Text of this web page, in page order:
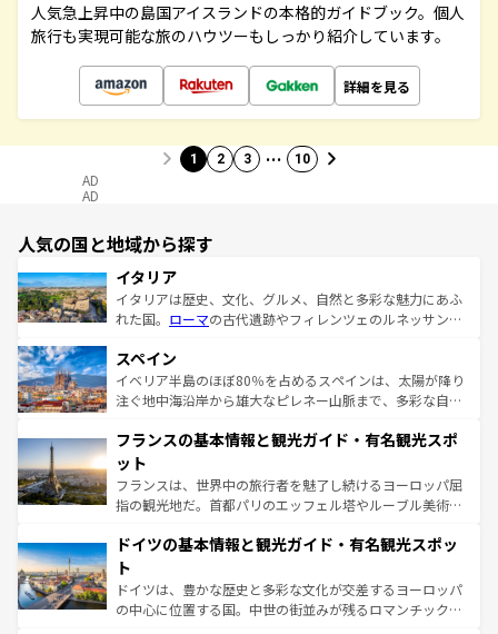
人気急上昇中の島国アイスランドの本格的ガイドブック。個人
旅行も実現可能な旅のハウツーもしっかり紹介しています。
詳細を見る
1 2 3 … 10
AD
AD
人気の国と地域から探す
イタリア
イタリアは歴史、文化、グルメ、自然と多彩な魅力にあふ
れた国。 ローマの古代遺跡やフィレンツェのルネッサンス
ろん、トスカーナの美しい田園風景やアマルフィ海岸の絶
景など、自然景観も見逃せない。観光の合間には、本場の
ピザやパスタなど、絶品のイタリア料理を堪能することも
ませてくれるイタリアで、忘れられない旅をしてみよう！
なお、新着のイタリア情報は
しい。
スペイン
イベリア半島のほぼ80％を占めるスペインは、太陽が降り
注ぐ地中海沿岸から雄大なピレネー山脈まで、多彩な自然
文化が根付くこの国では、情熱的なフラメンコ、熱気あふ
れる闘牛、そして美味しいタパスが生活の一部となってい
る。首都マドリードの洗練された雰囲気や、バルセロナの
アートに溢れた街角から、地方では古代ローマ遺跡や中世
せる。地方によって風土や気候が異なるスペインはその個
ンテンツ一覧 を参照してほしい。
フランスの基本情報と観光ガイド・有名観光スポ
ット
フランスは、世界中の旅行者を魅了し続けるヨーロッパ屈
指の観光地だ。首都パリのエッフェル塔やルーブル美術館
で、幅広い魅力が詰まっている。華麗な宮殿、歴史的な大
聖堂、美しいビーチ、そして豊かな自然が、訪れる者を心
から魅了する。また、フランスは美食の国としても知ら
れ、フランス料理はユネスコ無形文化遺産にも登録されて
ドイツの基本情報と観光ガイド・有名観光スポッ
ト
ドイツは、豊かな歴史と多彩な文化が交差するヨーロッパ
の中心に位置する国。中世の街並みが残るロマンチック街